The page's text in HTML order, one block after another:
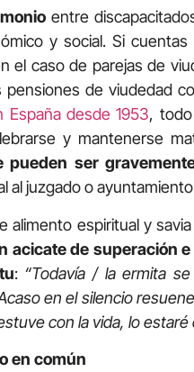
entre
y social. Si
el caso de parejas de
pensiones de viudedad
España desde 1953,
y mantenerse
pueden ser
al juzgado o
alimento espiritual y
acicate de superación
: “Todavía / la ermita
en el silencio
con la vida, lo estaré
en común